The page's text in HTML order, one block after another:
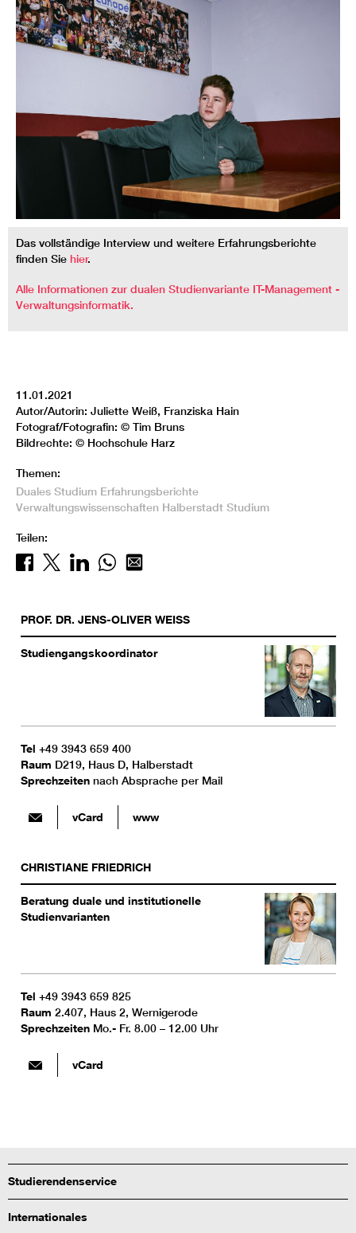
Das vollständige Interview und weitere Erfahrungsberichte
finden Sie hier.
Alle Informationen zur dualen Studienvariante IT-Management -
Verwaltungsinformatik.
11.01.2021
Autor/Autorin: Juliette Weiß, Franziska Hain
Fotograf/Fotografin: © Tim Bruns
Bildrechte: © Hochschule Harz
Themen:
Duales Studium Erfahrungsberichte
Verwaltungswissenschaften Halberstadt Studium
Teilen:
PROF. DR. JENS-OLIVER WEISS
Studiengangskoordinator
Tel +49 3943 659 400
Raum D219, Haus D, Halberstadt
Sprechzeiten nach Absprache per Mail
vCard www
CHRISTIANE FRIEDRICH
Beratung duale und institutionelle
Studienvarianten
Tel +49 3943 659 825
Raum 2.407, Haus 2, Wernigerode
Sprechzeiten Mo.- Fr. 8.00 – 12.00 Uhr
vCard
Studierendenservice
Internationales